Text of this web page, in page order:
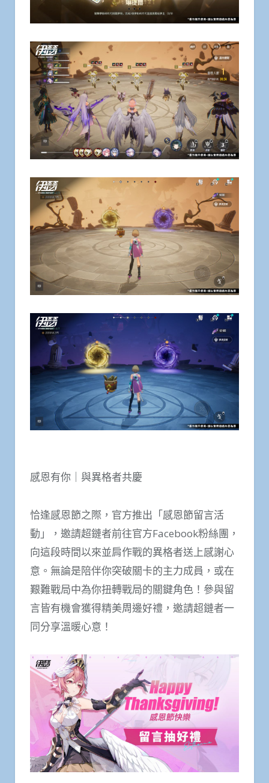
感恩有你｜與異格者共慶
恰逢感恩節之際，官方推出「感恩節留言活
動」，邀請超鏈者前往官方Facebook粉絲團，
向這段時間以來並肩作戰的異格者送上感謝心
意。無論是陪伴你突破關卡的主力成員，或在
艱難戰局中為你扭轉戰局的關鍵角色！參與留
言皆有機會獲得精美周邊好禮，邀請超鏈者一
同分享溫暖心意！